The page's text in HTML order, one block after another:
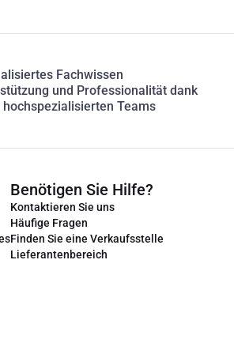
Fachwissen
und Professionalität dank
hochspezialisierten Teams
Benötigen Sie Hilfe?
Kontaktieren Sie uns
Häufige Fragen
Finden Sie eine Verkaufsstelle
Lieferantenbereich